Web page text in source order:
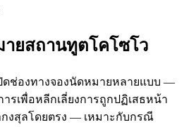
ยสถานทูตโคโซโว
ดช่องทางจองนัดหมายหลายแบบ —
รเพื่อหลีกเลี่ยงการถูกปฏิเสธหน้า
กงสุลโดยตรง — เหมาะกับกรณี